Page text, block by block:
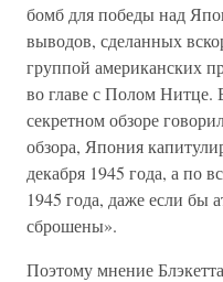
бомб для победы над
выводов, сделанных
группой американских
во главе с Полом Нитце.
секретном обзоре
обзора, Япония
декабря 1945 года, а по
1945 года, даже если
сброшены».
Поэтому мнение